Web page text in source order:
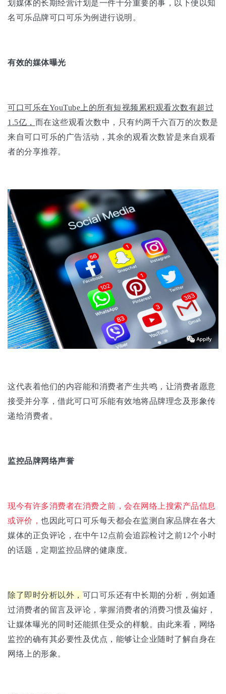
划媒体的长期经营计划是一件十分重要的事，以下便以知
名可乐品牌可口可乐为例进行说明。
有效的媒体曝光
可口可乐在YouTube上的所有短视频累积观看次数有超过
1.5亿， 而在这些观看次数中，只有约两千六百万的次数是
来自可口可乐的广告活动，其余的观看次数皆是来自观看
者的分享推荐。
这代表着他们的内容能和消费者产生共鸣，让消费者愿意
接受并分享，借此可口可乐能有效地将品牌理念及形象传
递给消费者。
监控品牌网络声誉
现今有许多消费者在消费之前，会在网络上搜索产品信息
或评价， 也因此可口可乐每天都会在监测自家品牌在各大
媒体的正负评论，在中午12点前会追踪检讨之前12个小时
的话题，定期监控品牌的健康度。
除了即时分析以外， 可口可乐还有中长期的分析，例如通
过消费者的留言及评论，掌握消费者的消费习惯及偏好，
让媒体曝光的同时还能抓住受众的样貌。由此来看，网络
监控的确有其必要性及优点，能够让企业随时了解自身在
网络上的形象。